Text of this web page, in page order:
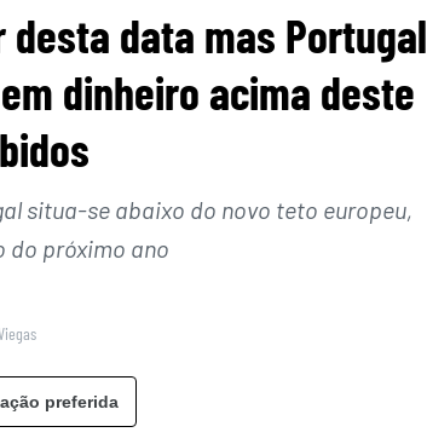
desta data mas Portugal
dinheiro acima deste
situa-se abaixo do novo teto europeu,
do próximo ano
preferida